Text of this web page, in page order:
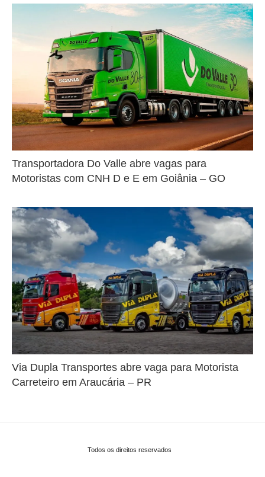
Transportadora Do Valle abre vagas para
Motoristas com CNH D e E em Goiânia – GO
Via Dupla Transportes abre vaga para Motorista
Carreteiro em Araucária – PR
Todos os direitos reservados